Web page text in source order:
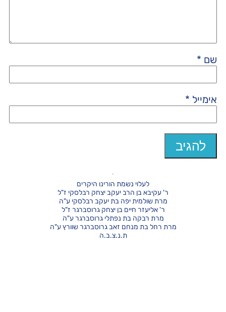
שם *
אימייל *
לעלוי נשמת הורינו היקרים
ר' עקיבא בן הרב יעקב יצחק רבלסקי ז"ל
מרת שולמית יפה בת יעקב רבלסקי ע"ה
ר' אליעזר חיים בן יצחק גרוסברגר ז"ל
מרת רבקה בת נפתלי גרוסברגר ע"ה
מרת רחל בת מנחם זאב גרוסברגר שוורץ ע"ה
ת.נ.צ.ב.ה